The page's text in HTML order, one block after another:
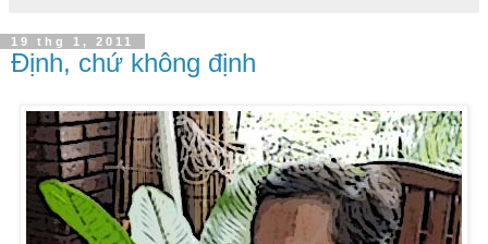
19 thg 1, 2011
Định, chứ không định